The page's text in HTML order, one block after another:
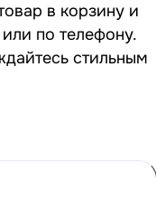
в корзину и
по телефону.
стильным